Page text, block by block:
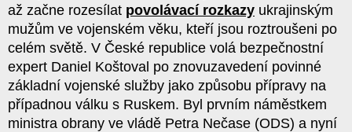
až začne rozesílat povolávací rozkazy ukrajinským
mužům ve vojenském věku, kteří jsou roztroušeni po
celém světě. V České republice volá bezpečnostní
expert Daniel Koštoval po znovuzavedení povinné
základní vojenské služby jako způsobu přípravy na
případnou válku s Ruskem. Byl prvním náměstkem
ministra obrany ve vládě Petra Nečase (ODS) a nyní